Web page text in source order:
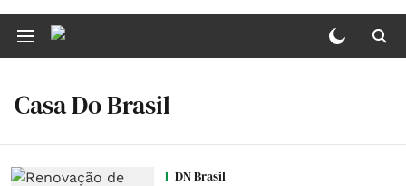
Casa Do Brasil
DN Brasil